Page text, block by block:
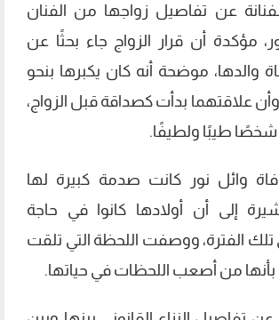
عن تفاصيل زواجها من الفنان
مؤكدة أن قرار الزواج جاء بحثًا عن
والدها، موضحة أنه كان يكبرها بنحو
علاقتهما بدأت كصداقة قبل الزواج،
شخصًا طيبًا ولطيفًا.
وائل نور كانت صدمة كبيرة لها
إلى أن أولادها كانوا في حاجة
تلك الفترة، ووصفت اللحظة التي تلقت
بأنها من أصعب اللحظات في حياتها.